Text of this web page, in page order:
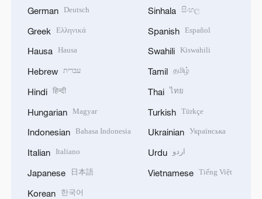
German Deutsch
Greek Ελληνικά
Hausa Hausa
Hebrew עברית
Hindi हिन्दी
Hungarian Magyar
Indonesian Bahasa Indonesia
Italian Italiano
Japanese 日本語
Korean 한국어
Sinhala සිංහල
Spanish Español
Swahili Kiswahili
Tamil தமிழ்
Thai ไทย
Turkish Türkçe
Ukrainian Українська
Urdu اردو
Vietnamese Tiếng Việt